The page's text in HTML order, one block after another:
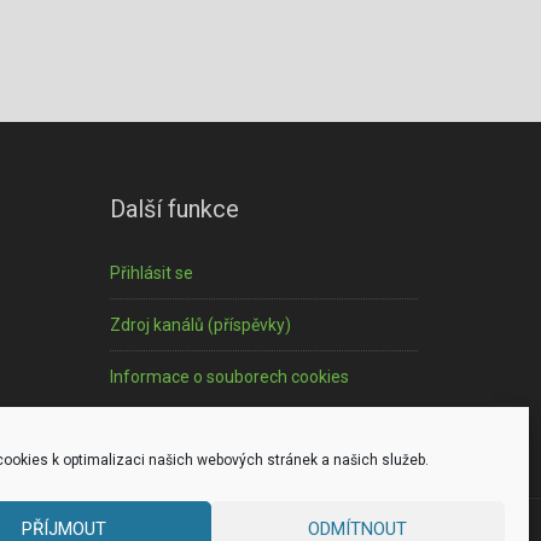
k optimalizaci našich webových stránek a našich služeb.
PŘÍJMOUT ODMÍTNOUT
Další funkce
Přihlásit se
Zdroj kanálů (příspěvky)
Informace o souborech cookies